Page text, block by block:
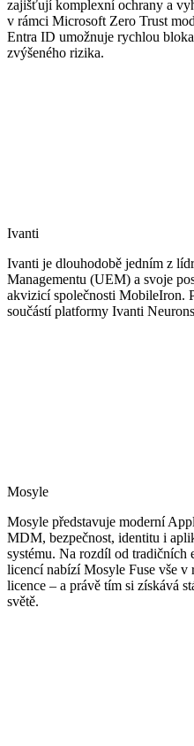
zajišťují komplexní ochrany a
v rámci Microsoft Zero Trust
Entra ID umožnuje rychlou
zvýšeného rizika.
Ivanti
Ivanti je dlouhodobě jedním z
Managementu (UEM) a svoje
akvizicí společnosti MobileIron.
součástí platformy Ivanti
Mosyle
Mosyle představuje moderní
MDM, bezpečnost, identitu i
systému. Na rozdíl od tradičních
licencí nabízí Mosyle Fuse vše v
licence – a právě tím si získává
světě.